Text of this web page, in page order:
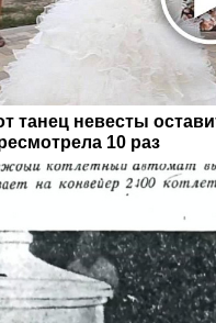
танец невесты
10 раз